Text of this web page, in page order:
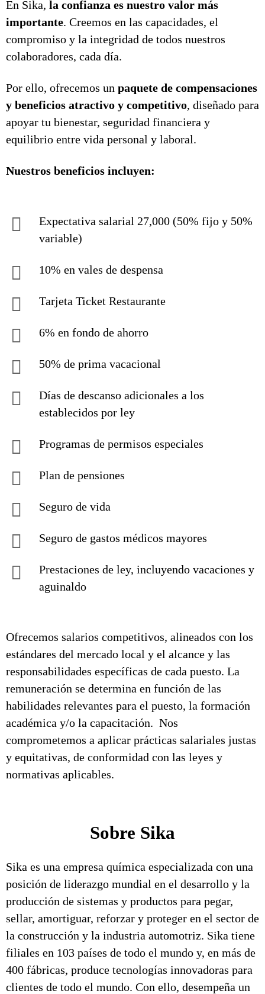
En Sika, la confianza es nuestro valor más
importante. Creemos en las capacidades, el
compromiso y la integridad de todos nuestros
colaboradores, cada día.
Por ello, ofrecemos un paquete de compensaciones
y beneficios atractivo y competitivo, diseñado para
apoyar tu bienestar, seguridad financiera y
equilibrio entre vida personal y laboral.
Nuestros beneficios incluyen:
Expectativa salarial 27,000 (50% fijo y 50%
variable)
10% en vales de despensa
Tarjeta Ticket Restaurante
6% en fondo de ahorro
50% de prima vacacional
Días de descanso adicionales a los
establecidos por ley
Programas de permisos especiales
Plan de pensiones
Seguro de vida
Seguro de gastos médicos mayores
Prestaciones de ley, incluyendo vacaciones y
aguinaldo
Ofrecemos salarios competitivos, alineados con los
estándares del mercado local y el alcance y las
responsabilidades específicas de cada puesto. La
remuneración se determina en función de las
habilidades relevantes para el puesto, la formación
académica y/o la capacitación. Nos
comprometemos a aplicar prácticas salariales justas
y equitativas, de conformidad con las leyes y
normativas aplicables.
Sobre Sika
Sika es una empresa química especializada con una
posición de liderazgo mundial en el desarrollo y la
producción de sistemas y productos para pegar,
sellar, amortiguar, reforzar y proteger en el sector de
la construcción y la industria automotriz. Sika tiene
filiales en 103 países de todo el mundo y, en más de
400 fábricas, produce tecnologías innovadoras para
clientes de todo el mundo. Con ello, desempeña un